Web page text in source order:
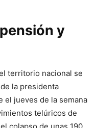
y
territorio nacional se
la presidenta
el jueves de la semana
telúricos de